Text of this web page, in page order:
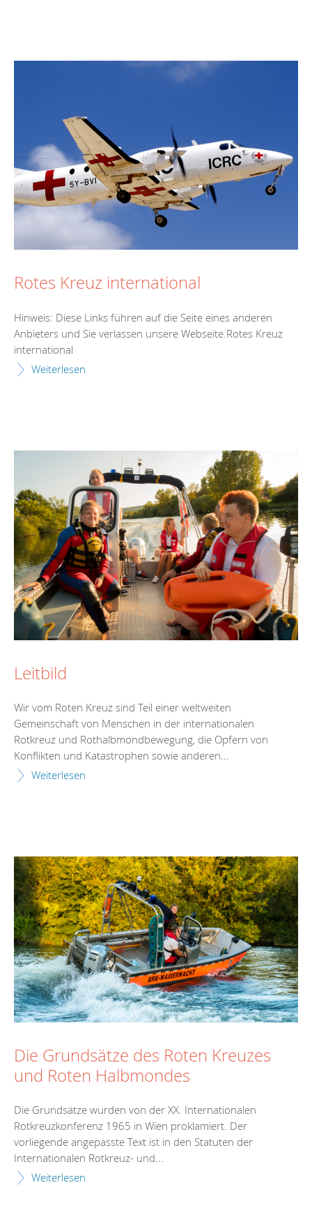
Rotes Kreuz international
Hinweis: Diese Links führen auf die Seite eines anderen
Anbieters und Sie verlassen unsere Webseite.Rotes Kreuz
international
Weiterlesen
Leitbild
Wir vom Roten Kreuz sind Teil einer weltweiten
Gemeinschaft von Menschen in der internationalen
Rotkreuz und Rothalbmondbewegung, die Opfern von
Konflikten und Katastrophen sowie anderen...
Weiterlesen
Die Grundsätze des Roten Kreuzes
und Roten Halbmondes
Die Grundsätze wurden von der XX. Internationalen
Rotkreuzkonferenz 1965 in Wien proklamiert. Der
vorliegende angepasste Text ist in den Statuten der
Internationalen Rotkreuz- und...
Weiterlesen